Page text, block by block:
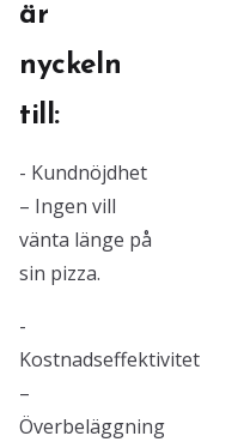
är
nyckeln
till:
- Kundnöjdhet
– Ingen vill
vänta länge på
sin pizza.
-
Kostnadseffektivitet
–
Överbeläggning